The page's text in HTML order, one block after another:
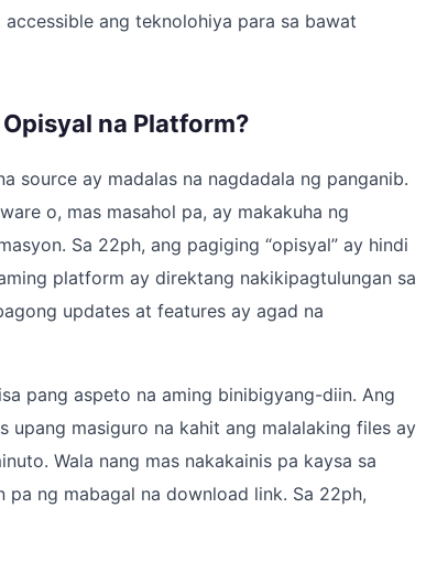
ang teknolohiya para sa bawat
na Platform?
source ay madalas na nagdadala ng panganib.
o, mas masahol pa, ay makakuha ng
Sa 22ph, ang pagiging “opisyal” ay hindi
platform ay direktang nakikipagtulungan sa
updates at features ay agad na
pang aspeto na aming binibigyang-diin. Ang
upang masiguro na kahit ang malalaking files ay
Wala nang mas nakakainis pa kaysa sa
ng mabagal na download link. Sa 22ph,